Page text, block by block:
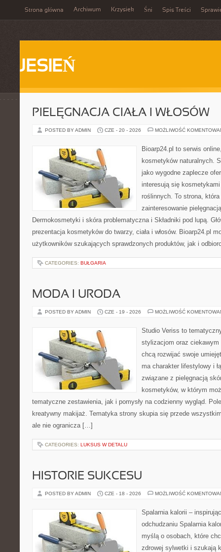
Strona główna Archiwum Krzysiek Śni Spis Treści
JESIEŃ
PIELĘGNACJA CIAŁA I WŁOSÓW
POSTED BY ADMIN CZE - 20 - 2026 MOŻLIWOŚĆ
Bioarp24.pl to serwis
kosmetyków naturalnych.
jako wygodne zaplecze
interesują się
roślinnych. To strona,
zainteresowanie
Dermokosmetyki i skóra problematyczna i Składniki pod lupą.
prezentacja kosmetyków do twarzy, ciała i włosów. Bioarp24.pl
użytkowników szukających sprawdzonych produktów, jak i
CATEGORIES: BUŁGARIA
MODA I URODA
POSTED BY ADMIN CZE - 19 - 2026 MOŻLIWOŚĆ
Studio Veriss to
stylizacjom oraz ciekawym
chcą rozwijać swoje
ma charakter lifestylowy i
związane z pielęgnacją
kosmetyków, w którym
tematyczne zestawienia, jak i pomysły na codzienny wygląd.
kreatywny makijaż. Tematyka strony skupia się przede
ale nie ogranicza […]
CATEGORIES: LUKSUS W DETALU
HISTORIE SUKCESU
POSTED BY ADMIN CZE - 18 - 2026 MOŻLIWOŚĆ
Spalarnia kalorii –
odchudzaniu Spalarnia
myślą o osobach, które
zdrowej sylwetki i szukają